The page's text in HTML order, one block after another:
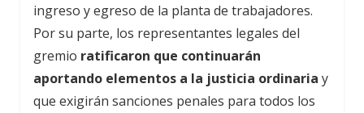
ingreso y egreso de la planta de trabajadores.
Por su parte, los representantes legales del
gremio ratificaron que continuarán
aportando elementos a la justicia ordinaria y
que exigirán sanciones penales para todos los